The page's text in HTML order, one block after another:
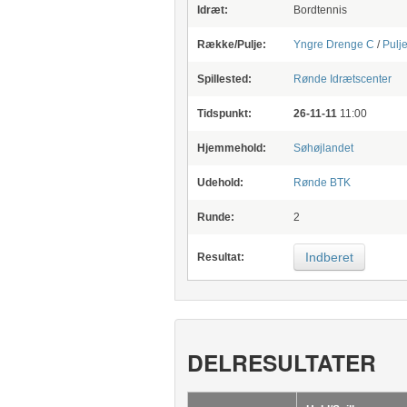
Idræt: Bordtennis
Række/Pulje: Yngre Drenge C /
Spillested: Rønde Idrætscenter
Tidspunkt: 26-11-11 11:00
Hjemmehold: Søhøjlandet
Udehold: Rønde BTK
Runde: 2
Resultat: Indberet
DELRESULTATER